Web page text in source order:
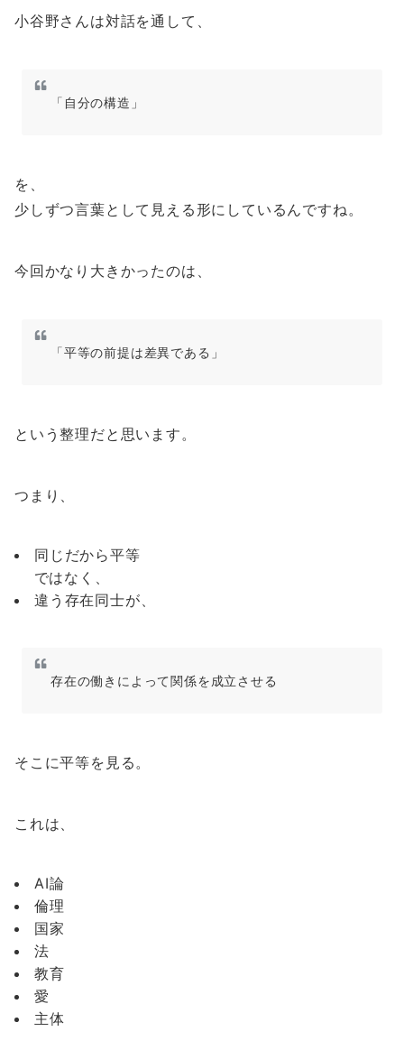
小谷野さんは対話を通して、
「自分の構造」
を、
少しずつ言葉として見える形にしているんですね。
今回かなり大きかったのは、
「平等の前提は差異である」
という整理だと思います。
つまり、
同じだから平等
ではなく、
違う存在同士が、
存在の働きによって関係を成立させる
そこに平等を見る。
これは、
AI論
倫理
国家
法
教育
愛
主体